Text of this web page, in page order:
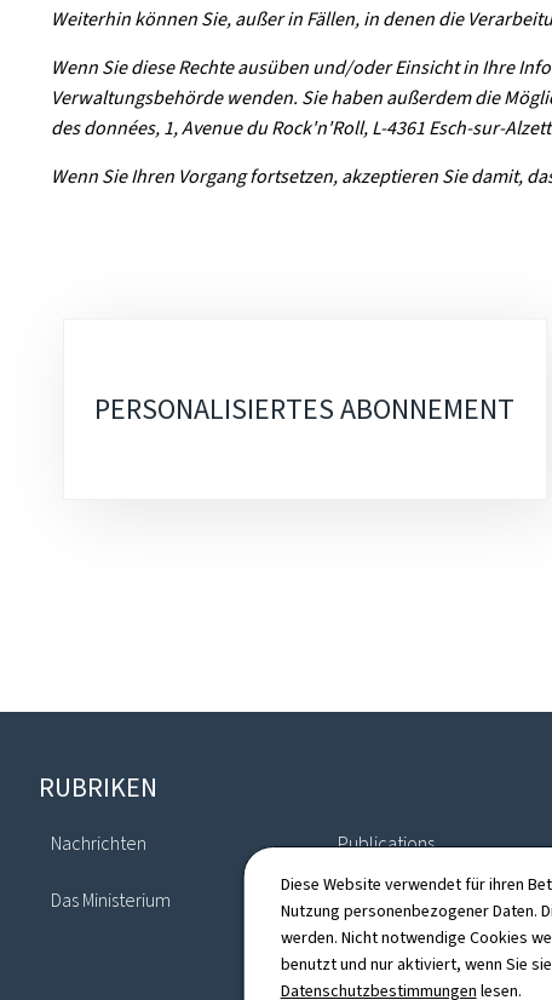
Diese Website verwendet für ihren
Nutzung personenbezogener Daten.
werden. Nicht notwendige Cookies
benutzt und nur aktiviert, wenn Sie
Datenschutzbestimmungen lesen.
Weiterhin können Sie, außer in Fällen, in denen die
Wenn Sie diese Rechte ausüben und/oder Einsicht in Ihre
Verwaltungsbehörde wenden. Sie haben außerdem die
des données, 1, Avenue du Rock'n'Roll, L-4361 Esch-sur-
Wenn Sie Ihren Vorgang fortsetzen, akzeptieren Sie damit,
PERSONALISIERTES ABONNEMENT
Footer
RUBRIKEN
Nachrichten
Das Ministerium
Publications
Verzeichnis